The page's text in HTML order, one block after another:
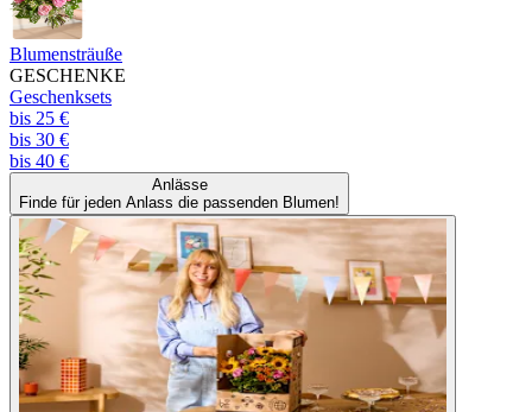
Blumensträuße
GESCHENKE
Geschenksets
bis 25 €
bis 30 €
bis 40 €
Anlässe
Finde für jeden Anlass die passenden Blumen!